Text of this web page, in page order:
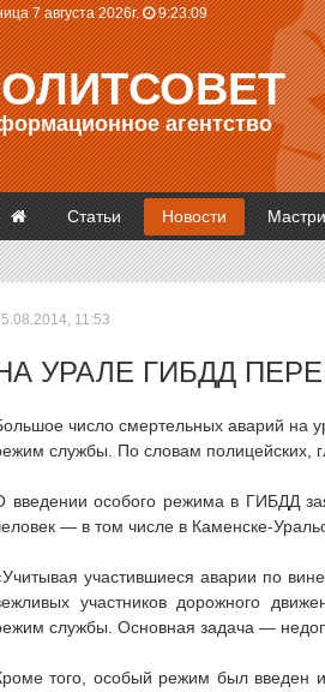
7 августа 2026г. 9:23:09
агентство
Статьи Новости
11:53
УРАЛЕ ГИБДД
число смертельных аварий на
службы. По словам полицейских,
введении особого режима в ГИБДД
— в том числе в Каменске-
участившиеся аварии по
участников дорожного
службы. Основная задача —
того, особый режим был введен